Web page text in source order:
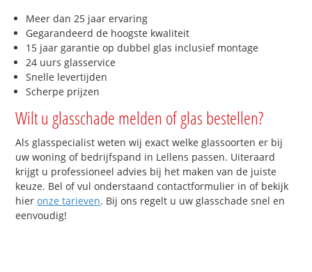
Meer dan 25 jaar ervaring
Gegarandeerd de hoogste kwaliteit
15 jaar garantie op dubbel glas inclusief montage
24 uurs glasservice
Snelle levertijden
Scherpe prijzen
Wilt u glasschade melden of glas bestellen?
Als glasspecialist weten wij exact welke glassoorten er bij
uw woning of bedrijfspand in Lellens passen. Uiteraard
krijgt u professioneel advies bij het maken van de juiste
keuze. Bel of vul onderstaand contactformulier in of bekijk
hieronze tarieven. Bij ons regelt u uw glasschade snel en
eenvoudig!